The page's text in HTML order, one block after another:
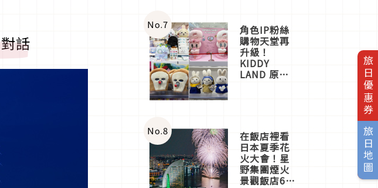
旅日優惠券
旅日地圖
話
一同給出了
答案
No.7 角色IP粉絲
購物天堂再
升級！
KIDDY
LAND 原宿
店3分即達
No.8 在飯店裡看
日本夏季花
火大會！星
野集團煙火
景觀飯店6